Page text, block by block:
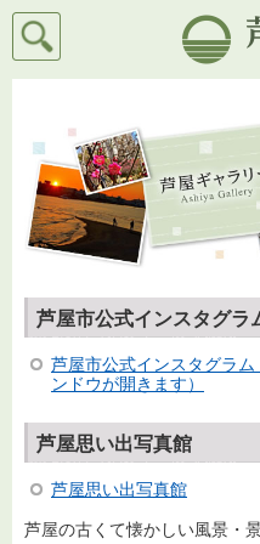
芦屋市
検索
芦屋市公式インスタグラ
芦屋市公式インスタグラ
ンドウが開きます）
芦屋思い出写真館
芦屋思い出写真館
芦屋の古くて懐かしい風景・